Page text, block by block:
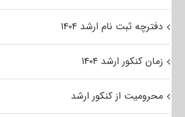
دفترچه ثبت نام ارشد ۱۴۰۴
زمان کنکور ارشد ۱۴۰۴
محرومیت از کنکور ارشد